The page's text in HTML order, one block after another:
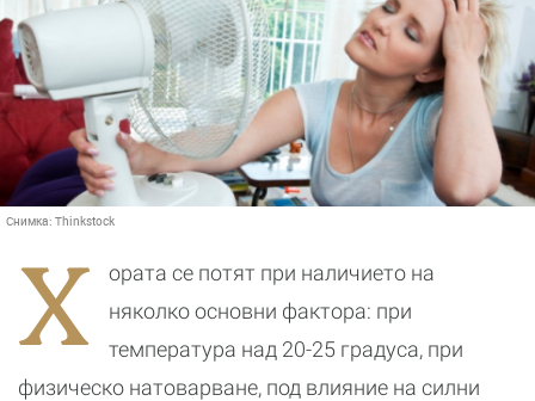
Снимка: Thinkstock
Х
ората се потят при наличието на
няколко основни фактора: при
температура над 20-25 градуса, при
физическо натоварване, под влияние на силни